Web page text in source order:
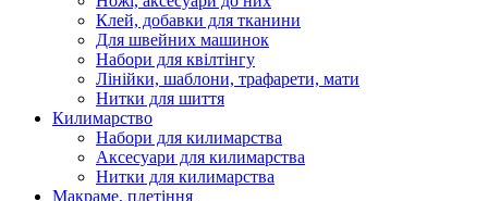
Клей, добавки для тканини
Для швейних машинок
Набори для квілтінгу
Лінійки, шаблони, трафарети, мати
Нитки для шиття
Килимарство
Набори для килимарства
Аксесуари для килимарства
Нитки для килимарства
Макраме, плетіння